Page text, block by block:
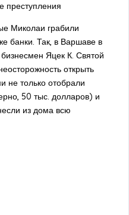
преступления
Миколаи грабили
банки. Так, в Варшаве в
Яцек К. Святой
открыть
не только отобрали
50 тыс. долларов) и
из дома всю